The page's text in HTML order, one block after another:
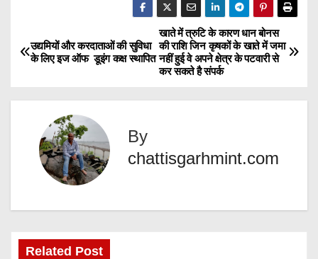
i
n
P
s
खाते में त्रुटि के कारण धान बोनस
की राशि जिन कृषकों के खाते में जमा
नहीं हुई वे अपने क्षेत्र के पटवारी से
कर सकते है संपर्क
उद्यमियों और करदाताओं की सुविधा
के लिए इज ऑफ डूइंग कक्ष स्थापित
By
chattisgarhmint.com
Related Post